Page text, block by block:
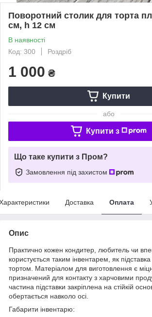
Поворотний столик для торта
см, h 12 см
В наявності
Код: 300
Роздріб
1 000 ₴
Купити
або
Купити з
Що таке купити з Пром?
Замовлення під захистом
Доставка Оплата
Опис
Практично кожен кондитер, любитель чи
користується таким інвентарем, як
тортом. Матеріалом для виготовлення є
призначений для контакту з харчовими
частина підставки закріплена на стійкій
обертається навколо осі.
Габарити інвентарю: